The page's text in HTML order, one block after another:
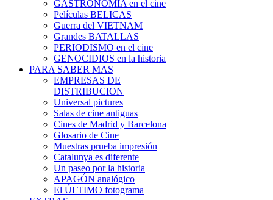
GASTRONOMIA en el cine
Películas BELICAS
Guerra del VIETNAM
Grandes BATALLAS
PERIODISMO en el cine
GENOCIDIOS en la historia
PARA SABER MAS
EMPRESAS DE
DISTRIBUCION
Universal pictures
Salas de cine antiguas
Cines de Madrid y Barcelona
Glosario de Cine
Muestras prueba impresión
Catalunya es diferente
Un paseo por la historia
APAGÓN analógico
El ÚLTIMO fotograma